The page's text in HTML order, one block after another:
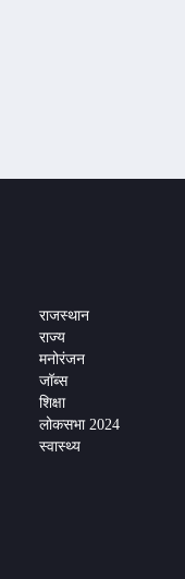
राजस्थान
राज्य
मनोरंजन
जॉब्स
शिक्षा
लोकसभा 2024
स्वास्थ्य